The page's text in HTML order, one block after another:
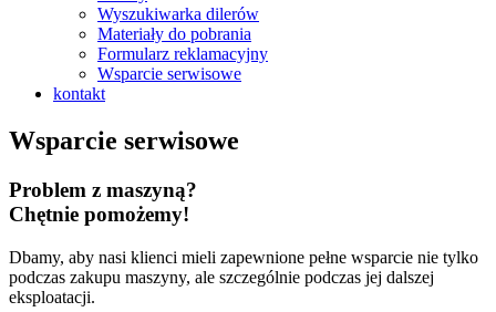
Wyszukiwarka dilerów
Materiały do pobrania
Formularz reklamacyjny
Wsparcie serwisowe
kontakt
Wsparcie serwisowe
Problem z maszyną?
Chętnie pomożemy!
Dbamy, aby nasi klienci mieli zapewnione pełne wsparcie nie tylko
podczas zakupu maszyny, ale szczególnie podczas jej dalszej
eksploatacji.